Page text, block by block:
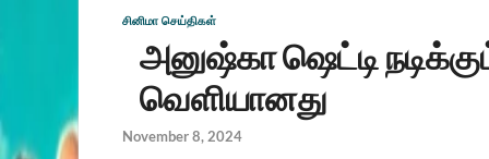
சினிமா செய்திகள்
அனுஷ்கா ஷெட்டி
வெளியானது
November 8, 2024